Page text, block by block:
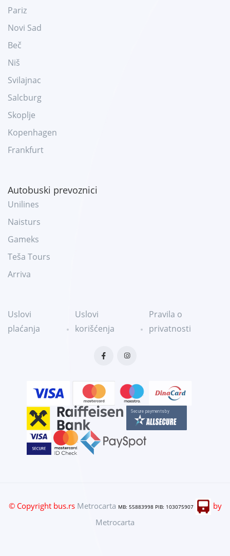
Pariz
Novi Sad
Beč
Niš
Svilajnac
Salcburg
Skoplje
Kopenhagen
Frankfurt
Autobuski prevoznici
Unilines
Naisturs
Gameks
Teša Tours
Arriva
Uslovi
plaćanja
Uslovi
korišćenja
Pravila o
privatnosti
© Copyright bus.rs Metrocarta MB: 55883998 PIB: 103075907
by
Metrocarta